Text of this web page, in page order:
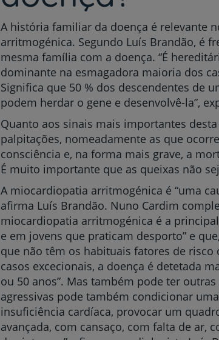
A história familiar da doença é relevante
arritmogénica. Segundo Luís Brandão, é
mesma família com a doença. “É
dominante na esmagadora maioria dos
Significa que 50 % dos descendentes de
podem herdar o gene e desenvolvê-la”,
Quanto aos sinais mais importantes
palpitações, nomeadamente as que
consciência e, na forma mais grave, a
É muito importante que as queixas não
A miocardiopatia arritmogénica é “uma
afirma Luís Brandão. Nuno Cardim
miocardiopatia arritmogénica é a
e em jovens que praticam desporto” e
que não têm os habituais fatores de risco
casos excecionais, a doença é detetada
ou 50 anos”. Mas também pode ter
agressivas pode também condicionar
insuficiência cardíaca, provocar um
avançada, com cansaço, com falta de ar,